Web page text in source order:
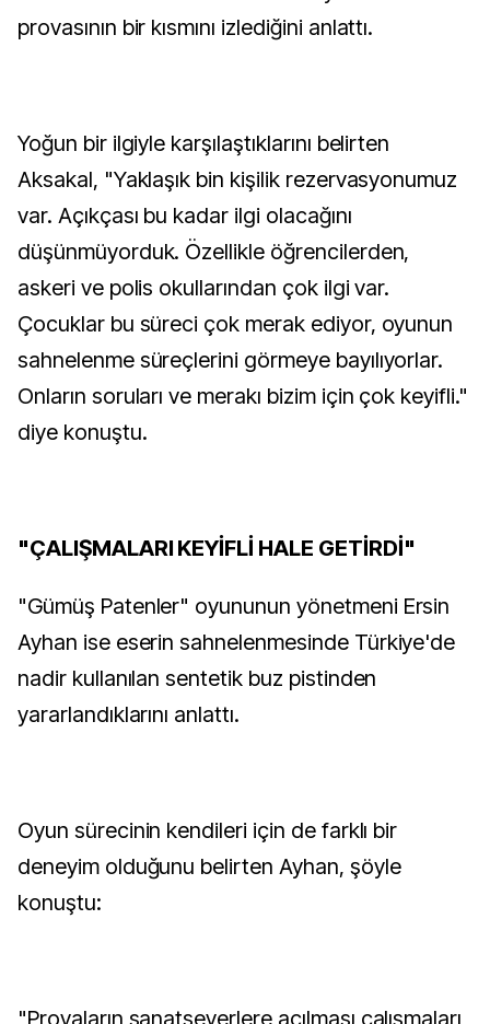
provasının bir kısmını izlediğini anlattı.
Yoğun bir ilgiyle karşılaştıklarını belirten
Aksakal, "Yaklaşık bin kişilik rezervasyonumuz
var. Açıkçası bu kadar ilgi olacağını
düşünmüyorduk. Özellikle öğrencilerden,
askeri ve polis okullarından çok ilgi var.
Çocuklar bu süreci çok merak ediyor, oyunun
sahnelenme süreçlerini görmeye bayılıyorlar.
Onların soruları ve merakı bizim için çok keyifli."
diye konuştu.
"ÇALIŞMALARI KEYİFLİ HALE GETİRDİ"
"Gümüş Patenler" oyununun yönetmeni Ersin
Ayhan ise eserin sahnelenmesinde Türkiye'de
nadir kullanılan sentetik buz pistinden
yararlandıklarını anlattı.
Oyun sürecinin kendileri için de farklı bir
deneyim olduğunu belirten Ayhan, şöyle
konuştu:
"Provaların sanatseverlere açılması çalışmaları,